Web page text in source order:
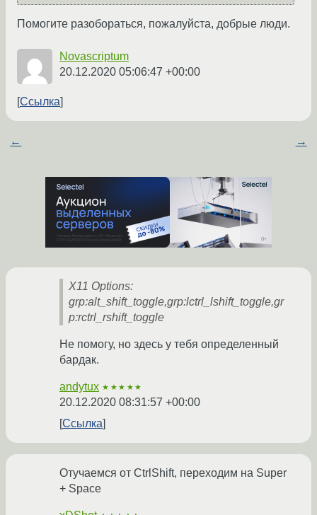
Помогите разобораться, пожалуйста, добрые люди.
Novascriptum
20.12.2020 05:06:47 +00:00
Ссылка
← →
X11 Options:
grp:alt_shift_toggle,grp:lctrl_lshift_toggle,gr
p:rctrl_rshift_toggle
Не помогу, но здесь у тебя определенный
бардак.
andytux ★★★★★
20.12.2020 08:31:57 +00:00
Ссылка
Отучаемся от CtrlShift, переходим на Super
+ Space